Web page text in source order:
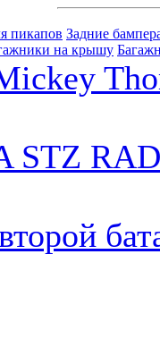
пикапов Задние
на крышу
STZ